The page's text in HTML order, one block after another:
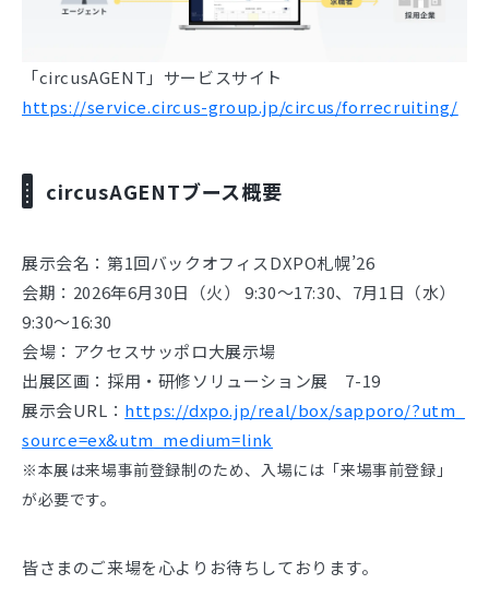
「circusAGENT」サービスサイト
https://service.circus-group.jp/circus/forrecruiting/
circusAGENTブース概要
展示会名：第1回バックオフィスDXPO札幌’26
会期：2026年6月30日（火） 9:30～17:30、7月1日（水）
9:30～16:30
会場：アクセスサッポロ大展示場
出展区画：採用・研修ソリューション展 7-19
展示会URL： https://dxpo.jp/real/box/sapporo/?utm_
source=ex&utm_medium=link
※本展は来場事前登録制のため、入場には「来場事前登録」
が必要です。
皆さまのご来場を心よりお待ちしております。